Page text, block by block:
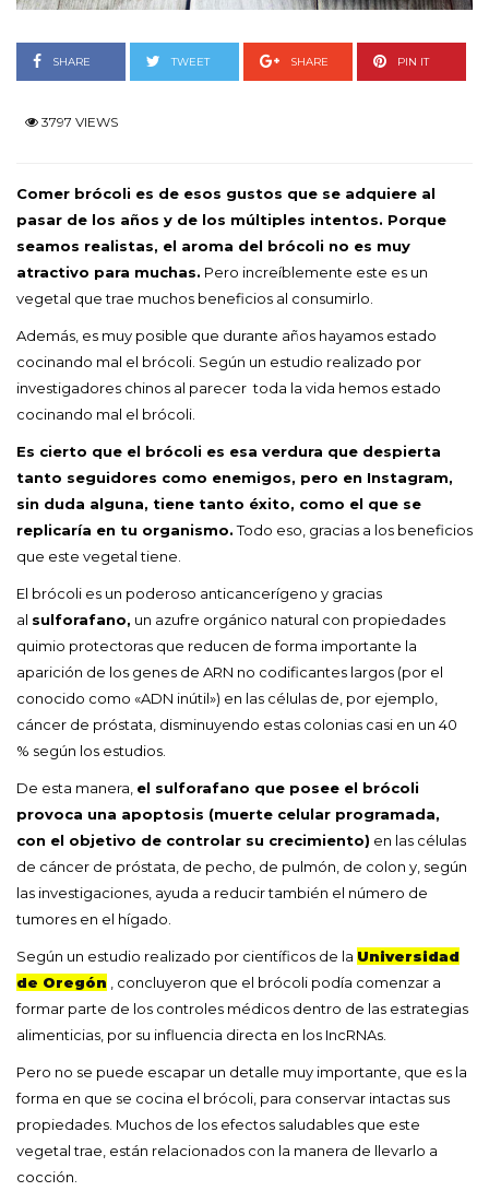
SHARE TWEET SHARE PIN IT
3797 VIEWS
Comer brócoli es de esos gustos que se adquiere al
pasar de los años y de los múltiples intentos. Porque
seamos realistas, el aroma del brócoli no es muy
atractivo para muchas. Pero increíblemente este es un
vegetal que trae muchos beneficios al consumirlo.
Además, es muy posible que durante años hayamos estado
cocinando mal el brócoli. Según un estudio realizado por
investigadores chinos al parecer toda la vida hemos estado
cocinando mal el brócoli.
Es cierto que el brócoli es esa verdura que despierta
tanto seguidores como enemigos, pero en Instagram,
sin duda alguna, tiene tanto éxito, como el que se
replicaría en tu organismo.Todo eso, gracias a los beneficios
que este vegetal tiene.
El brócoli es un poderoso anticancerígeno y gracias
al sulforafano, un azufre orgánico natural con propiedades
quimio protectoras que reducen de forma importante la
aparición de los genes de ARN no codificantes largos (por el
conocido como «ADN inútil») en las células de, por ejemplo,
cáncer de próstata, disminuyendo estas colonias casi en un 40
% según los estudios.
De esta manera, el sulforafano que posee el brócoli
provoca una apoptosis (muerte celular programada,
con el objetivo de controlar su crecimiento) en las células
de cáncer de próstata, de pecho, de pulmón, de colon y, según
las investigaciones, ayuda a reducir también el número de
tumores en el hígado.
Según un estudio realizado por científicos de la Universidad
de Oregón , concluyeron que el brócoli podía comenzar a
formar parte de los controles médicos dentro de las estrategias
alimenticias, por su influencia directa en los IncRNAs.
Pero no se puede escapar un detalle muy importante, que es la
forma en que se cocina el brócoli, para conservar intactas sus
propiedades. Muchos de los efectos saludables que este
vegetal trae, están relacionados con la manera de llevarlo a
cocción.